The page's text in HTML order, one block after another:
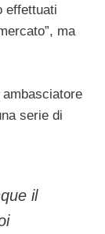
effettuati
ma
ambasciatore
serie di
il